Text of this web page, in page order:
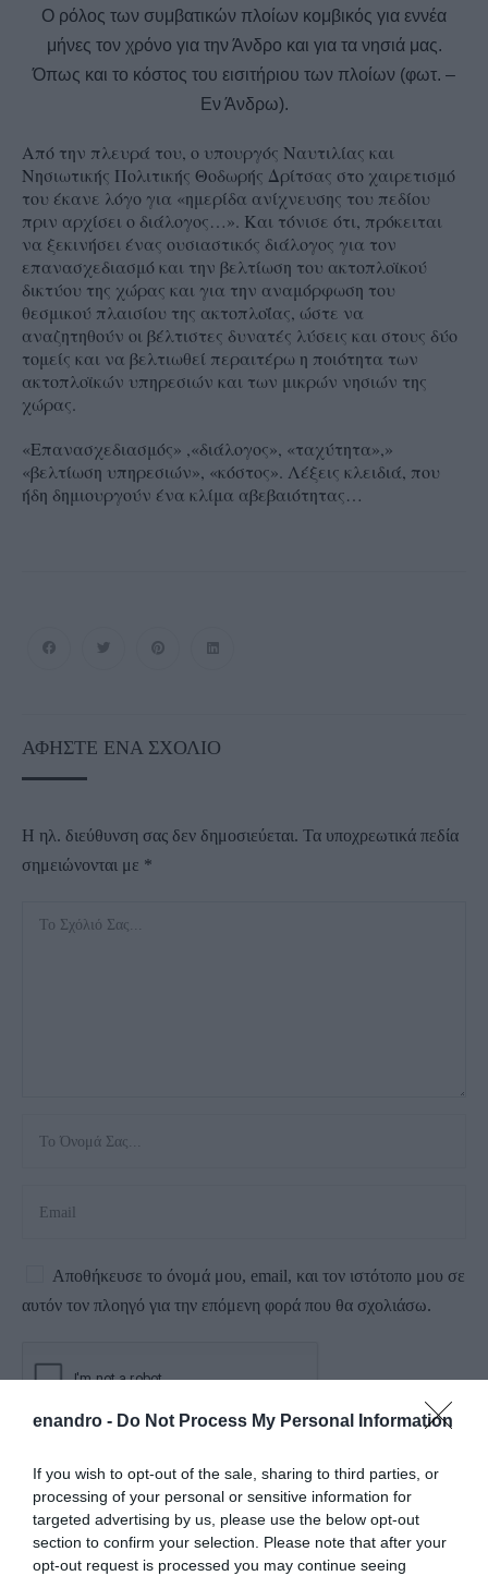
enandro - Do Not Process My Personal Information
If you wish to opt-out of the sale, sharing to third parties, or
processing of your personal or sensitive information for
targeted advertising by us, please use the below opt-out
section to confirm your selection. Please note that after your
opt-out request is processed you may continue seeing
Ο ρόλος των συμβατικών πλοίων κομβικός για εννέα
μήνες τον χρόνο για την Άνδρο και για τα νησιά μας.
Όπως και το κόστος του εισιτήριου των πλοίων (φωτ. –
Εν Άνδρω).
Από την πλευρά του, ο υπουργός Ναυτιλίας και
Νησιωτικής Πολιτικής Θοδωρής Δρίτσας στο χαιρετισμό
του έκανε λόγο για «ημερίδα ανίχνευσης του πεδίου
πριν αρχίσει ο διάλογος…». Και τόνισε ότι, πρόκειται
να ξεκινήσει ένας ουσιαστικός διάλογος για τον
επανασχεδιασμό και την βελτίωση του ακτοπλοϊκού
δικτύου της χώρας και για την αναμόρφωση του
θεσμικού πλαισίου της ακτοπλοΐας, ώστε να
αναζητηθούν οι βέλτιστες δυνατές λύσεις και στους δύο
τομείς και να βελτιωθεί περαιτέρω η ποιότητα των
ακτοπλοϊκών υπηρεσιών και των μικρών νησιών της
χώρας.
«Επανασχεδιασμός» ,«διάλογος», «ταχύτητα»,»
«βελτίωση υπηρεσιών», «κόστος». Λέξεις κλειδιά, που
ήδη δημιουργούν ένα κλίμα αβεβαιότητας…
ΑΦΉΣΤΕ ΈΝΑ ΣΧΌΛΙΟ
Η ηλ. διεύθυνση σας δεν δημοσιεύεται. Τα υποχρεωτικά πεδία
σημειώνονται με *
Αποθήκευσε το όνομά μου, email, και τον ιστότοπο μου σε
αυτόν τον πλοηγό για την επόμενη φορά που θα σχολιάσω.